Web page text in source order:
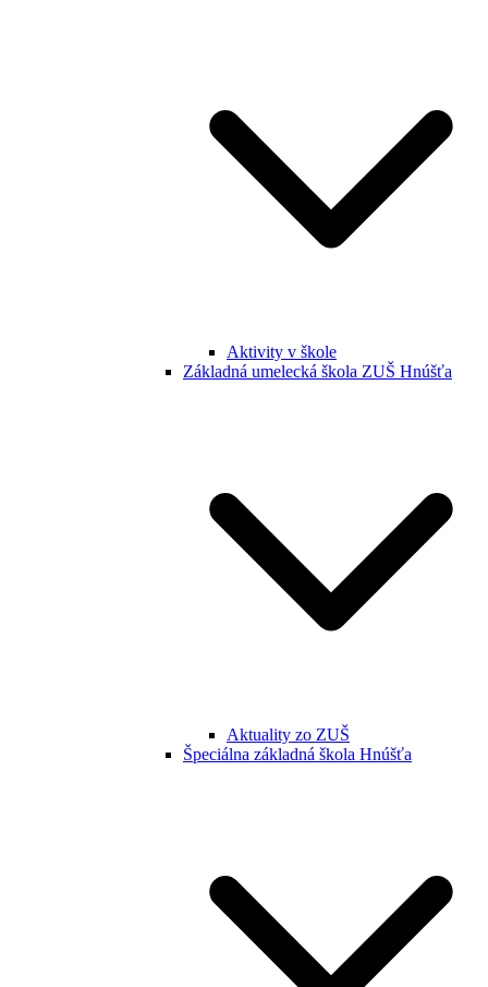
Aktivity v škole
Základná umelecká škola ZUŠ Hnúšťa
Aktuality zo ZUŠ
Špeciálna základná škola Hnúšťa